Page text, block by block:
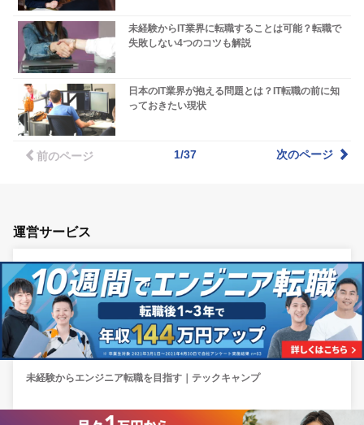
未経験からIT業界に転職することは可能？転職で
失敗しない4つのコツも解説
日本のIT業界が抱える問題とは？IT転職の前に知
っておきたい現状
前のページ 1/37 次のページ
運営サービス
未経験からエンジニア転職を目指す｜テックキャンプ